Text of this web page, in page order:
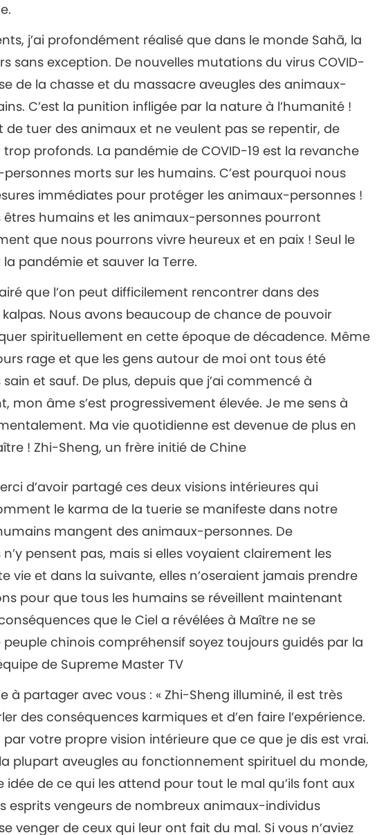
j’ai profondément réalisé que dans le monde Sahā, la
sans exception. De nouvelles mutations du virus COVID-
de la chasse et du massacre aveugles des animaux-
C’est la punition infligée par la nature à l’humanité !
tuer des animaux et ne veulent pas se repentir, de
profonds. La pandémie de COVID-19 est la revanche
morts sur les humains. C’est pourquoi nous
immédiates pour protéger les animaux-personnes !
êtres humains et les animaux-personnes pourront
que nous pourrons vivre heureux et en paix ! Seul le
pandémie et sauver la Terre.
que l’on peut difficilement rencontrer dans des
Nous avons beaucoup de chance de pouvoir
spirituellement en cette époque de décadence. Même
rage et que les gens autour de moi ont tous été
et sauf. De plus, depuis que j’ai commencé à
mon âme s’est progressivement élevée. Je me sens à
Ma vie quotidienne est devenue de plus en
! Zhi-Sheng, un frère initié de Chine
d’avoir partagé ces deux visions intérieures qui
le karma de la tuerie se manifeste dans notre
mangent des animaux-personnes. De
pensent pas, mais si elles voyaient clairement les
vie et dans la suivante, elles n’oseraient jamais prendre
pour que tous les humains se réveillent maintenant
que le Ciel a révélées à Maître ne se
peuple chinois compréhensif soyez toujours guidés par la
de Supreme Master TV
à partager avec vous : « Zhi-Sheng illuminé, il est très
des conséquences karmiques et d’en faire l’expérience.
votre propre vision intérieure que ce que je dis est vrai.
plupart aveugles au fonctionnement spirituel du monde,
idée de ce qui les attend pour tout le mal qu’ils font aux
esprits vengeurs de nombreux animaux-individus
venger de ceux qui leur ont fait du mal. Si vous n’aviez